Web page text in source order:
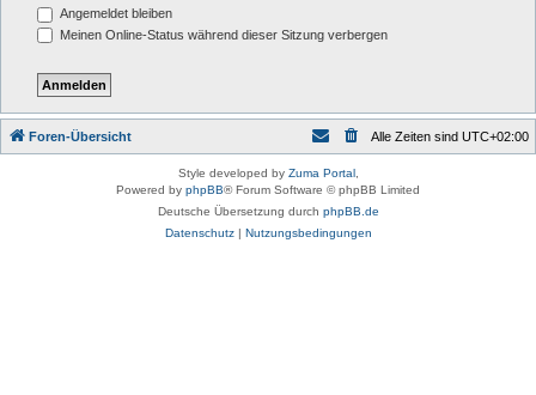
Angemeldet bleiben
Meinen Online-Status während dieser Sitzung verbergen
Foren-Übersicht Alle Zeiten sind UTC+02:00
Style developed by Zuma Portal,
Powered by phpBB® Forum Software © phpBB Limited
Deutsche Übersetzung durch phpBB.de
Datenschutz| Nutzungsbedingungen